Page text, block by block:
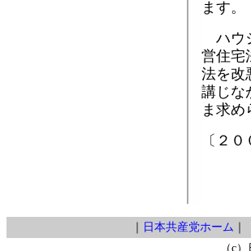
ます。
ハウ
営住宅
法を改
講じな
ま求め
〔２
｜ 日本共産党ホーム ｜
（c